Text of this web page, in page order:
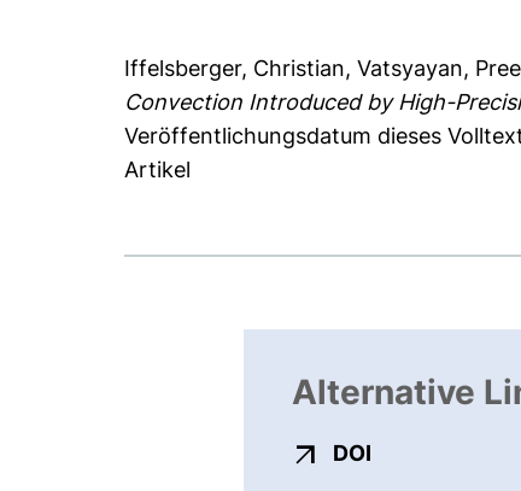
Iffelsberger, Christian,Vatsyayan,
Convection Introduced by High-
Veröffentlichungsdatum dieses
Artikel
Alternative
DOI